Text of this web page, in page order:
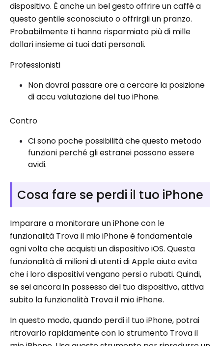
dispositivo. È anche un bel gesto offrire un caffè a
questo gentile sconosciuto o offrirgli un pranzo.
Probabilmente ti hanno risparmiato più di mille
dollari insieme ai tuoi dati personali.
Professionisti
Non dovrai passare ore a cercare la posizione
di accu valutazione del tuo iPhone.
Contro
Ci sono poche possibilità che questo metodo
funzioni perché gli estranei possono essere
avidi.
Cosa fare se perdi il tuo iPhone
Imparare a monitorare un iPhone con le
funzionalità Trova il mio iPhone è fondamentale
ogni volta che acquisti un dispositivo iOS. Questa
funzionalità di milioni di utenti di Apple aiuto evita
che i loro dispositivi vengano persi o rubati. Quindi,
se sei ancora in possesso del tuo dispositivo, attiva
subito la funzionalità Trova il mio iPhone.
In questo modo, quando perdi il tuo iPhone, potrai
ritrovarlo rapidamente con lo strumento Trova il